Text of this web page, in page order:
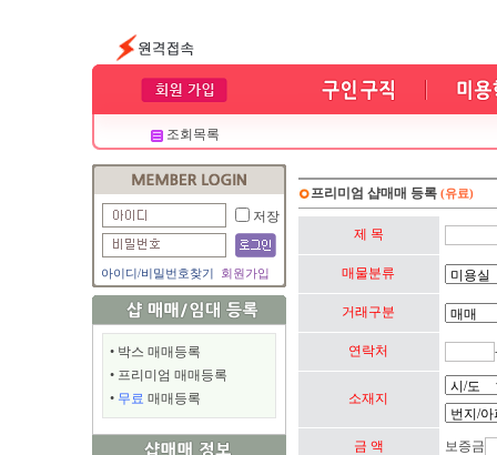
조회목록
저장
아이디/비밀번호찾기 회원가입
• 박스 매매등록
• 프리미엄 매매등록
• 무료 매매등록
프리미엄 샵매매 등록 (유료)
제 목
매물분류
거래구분
연락처
소재지
금 액 보증금